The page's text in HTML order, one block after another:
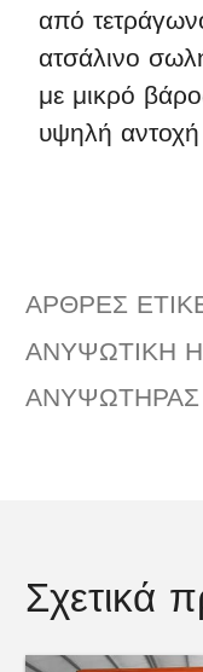
από
ατσάλινο
με μικρό
υψηλή αντοχή
ΑΡΘΡΕΣ
ΑΝΥΨΩΤΙΚΉ
ΑΝΥΨΩΤΉΡΑΣ
Σχετικά